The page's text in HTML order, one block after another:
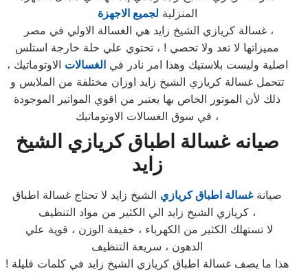
المنزلية لجميع الاجهزة
غسالة كريازي الشيخ زايد هي الغسالة الاولي في مصر ،
مميزاتها لا تعد ولا تحصي ! ، تحتوي علي حلة خارجة استلس
اصلية وليست بلاستيك وهذا امر نادر فيالغسالات الاوتوماتيك ،
تتحمل غسالة كريازي الشيخ زايد اوزان مختلفة من الملابس و
ذلك لأن الموتور الخاص بها يعتبر من اقوي المواتير الموجودة
في سوق الغسالات الاوتوماتيك ،
صيانه غسالة اطباق كريازي الشيخ
زايد
صيانةغسالة اطباق كريازي الشيخ زايد لا تحتاج غسالة اطباق
كريازي الشيخ زايد الي الكثير من مواد التنظيف ،
الدهون ، سريعة التنظيف
هذا ما يصف غسالة اطباق كريازي الشيخ زايد في كلمات قليلة !